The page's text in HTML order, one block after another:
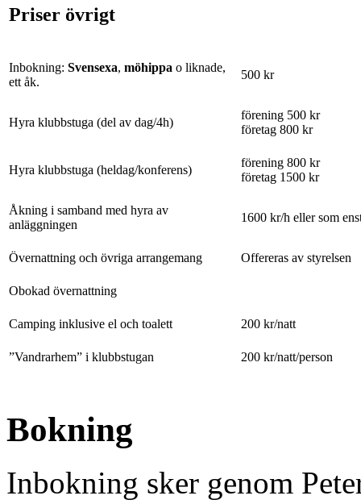
Priser övrigt
Inbokning: Svensexa, möhippa o liknade,
ett åk.
500 kr
Hyra klubbstuga (del av dag/4h)
förening 500 kr
företag 800 kr
Hyra klubbstuga (heldag/konferens)
förening 800 kr
företag 1500 kr
Åkning i samband med hyra av
anläggningen
1600 kr/h eller som
Övernattning och övriga arrangemang Offereras av styrelsen
Obokad övernattning
Camping inklusive el och toalett 200 kr/natt
”Vandrarhem” i klubbstugan 200 kr/natt/person
Bokning
Inbokning sker genom